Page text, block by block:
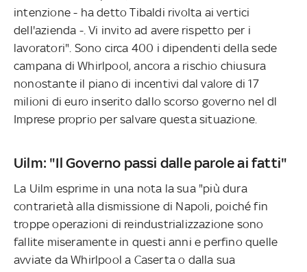
intenzione - ha detto Tibaldi rivolta ai vertici
dell'azienda -. Vi invito ad avere rispetto per i
lavoratori". Sono circa 400 i dipendenti della sede
campana di Whirlpool, ancora a rischio chiusura
nonostante il piano di incentivi dal valore di 17
milioni di euro inserito dallo scorso governo nel dl
Imprese proprio per salvare questa situazione.
Uilm: "Il Governo passi dalle parole ai fatti"
La Uilm esprime in una nota la sua "più dura
contrarietà alla dismissione di Napoli, poiché fin
troppe operazioni di reindustrializzazione sono
fallite miseramente in questi anni e perfino quelle
avviate da Whirlpool a Caserta o dalla sua